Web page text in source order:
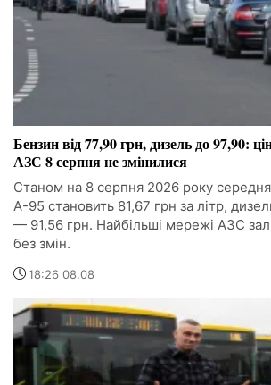
Бензин від 77,90 грн, дизель до 97,90:
АЗС 8 серпня не змінилися
Станом на 8 серпня 2026 року
А-95 становить 81,67 грн за літр,
— 91,56 грн. Найбільші мережі АЗС
без змін.
18:26 08.08